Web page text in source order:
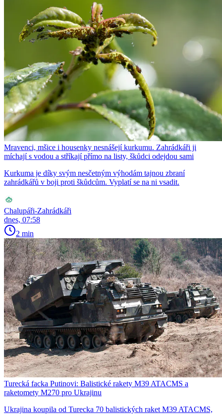
Mravenci, mšice i housenky nesnášejí kurkumu. Zahrádkáři ji
míchají s vodou a stříkají přímo na listy, škůdci odejdou sami
Kurkuma je díky svým nesčetným výhodám tajnou zbraní
zahrádkářů v boji proti škůdcům. Vyplatí se na ni vsadit.
Chalupáři-Zahrádkáři
dnes, 07:58
2 min
Turecká facka Putinovi: Balistické rakety M39 ATACMS a
raketomety M270 pro Ukrajinu
Ukrajina koupila od Turecka 70 balistických raket M39 ATACMS,